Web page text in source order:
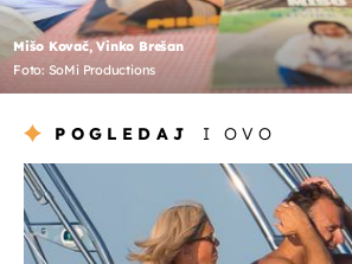
Mišo Kovač, Vinko Brešan
Foto: SoMi Productions
POGLEDAJ I OVO